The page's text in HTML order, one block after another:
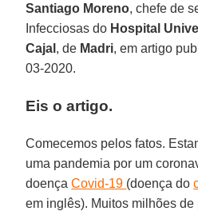
Santiago Moreno, chefe de
Infecciosas do Hospital
Cajal , de Madri, em artigo
03-2020.
Eis o artigo.
Comecemos pelos fatos.
uma pandemia por um
doençaCovid-19 (doença do
em inglês). Muitos milhões